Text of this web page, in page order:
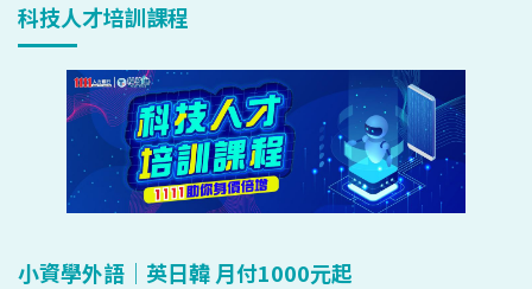
科技人才培訓課程
小資學外語｜英日韓 月付1000元起